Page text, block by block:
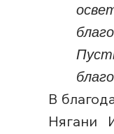
В
Нягани